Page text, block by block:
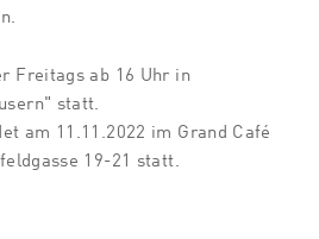
Freitags ab 16 Uhr in
statt.
am 11.11.2022 im Grand Café
19-21 statt.